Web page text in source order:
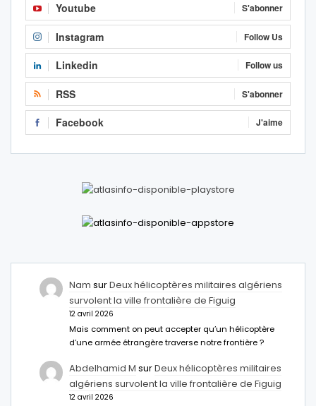
Youtube S'abonner
Instagram Follow Us
Linkedin Follow us
RSS S'abonner
Facebook J'aime
Nam surDeux hélicoptères militaires algériens
survolent la ville frontalière de Figuig
12 avril 2026
Mais comment on peut accepter qu’un hélicoptère
d’une armée étrangère traverse notre frontière ?
Abdelhamid M surDeux hélicoptères militaires
algériens survolent la ville frontalière de Figuig
12 avril 2026